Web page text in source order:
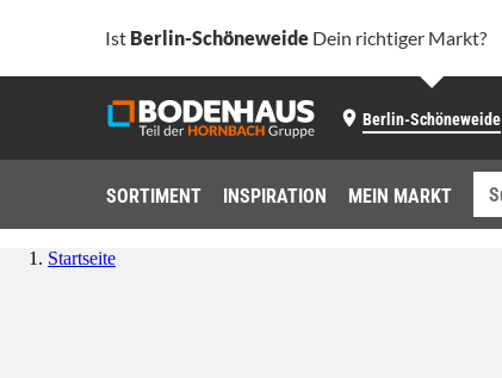
Ist Berlin-Schöneweide Dein richtiger Markt?
Berlin-Schöneweide
SORTIMENT INSPIRATION MEIN MARKT
Startseite